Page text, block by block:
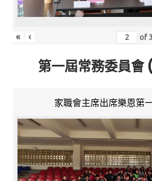
« ‹ of3
第一屆常務委員
家職會主席出席樂恩第